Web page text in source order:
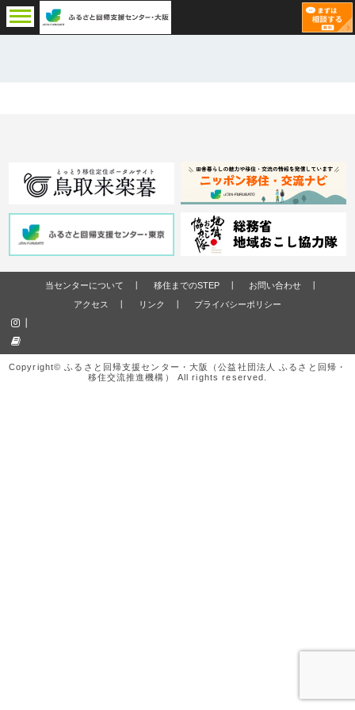
当センターについて 移住までのSTEP
お問い合わせ
アクセス
リンク プライバシーポリシー
Copyright© ふるさと回帰支援センター・大阪（公益社団法人 ふるさと回帰・
移住交流推進機構） All rights reserved.